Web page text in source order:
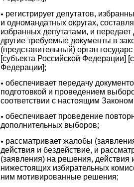
регистрирует депутатов,
и одномандатных округах,
избранных депутатами, и
другие требуемые документы в
(представительный) орган
[субъекта Российской Федерации]
Федерации];
обеспечивает передачу
подготовкой и проведением
соответствии с настоящим
обеспечивает проведение
дополнительных выборов;
рассматривает жалобы
действия и бездействие, и
(заявления) на решения, действия
нижестоящих избирательных
ним мотивированные решения;